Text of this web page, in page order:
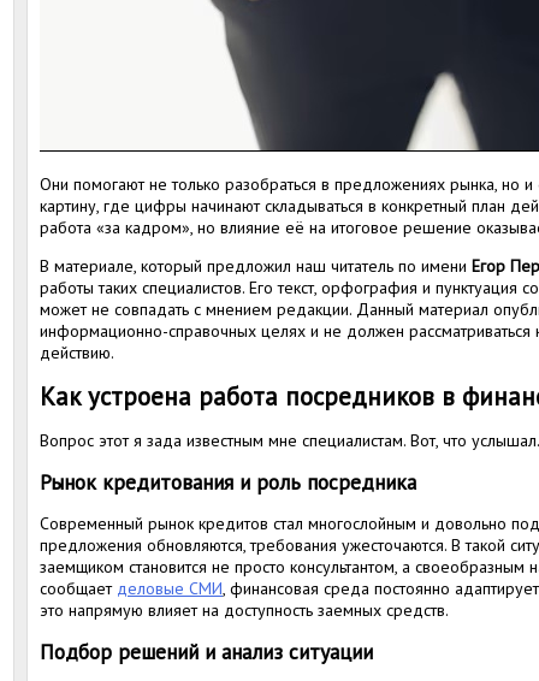
Они помогают не только разобраться в предложениях рынка, но
картину, где цифры начинают складываться в конкретный план
работа «за кадром», но влияние её на итоговое решение
В материале, который предложил наш читатель по имени Егор
работы таких специалистов. Его текст, орфография и пунктуация
может не совпадать с мнением редакции. Данный материал
информационно-справочных целях и не должен рассматриваться
действию.
Как устроена работа посредников в
Вопрос этот я зада известным мне специалистам. Вот, что услышал.
Рынок кредитования и роль посредника
Современный рынок кредитов стал многослойным и довольно
предложения обновляются, требования ужесточаются. В такой
заемщиком становится не просто консультантом, а своеобразным
сообщает деловые СМИ, финансовая среда постоянно
это напрямую влияет на доступность заемных средств.
Подбор решений и анализ ситуации